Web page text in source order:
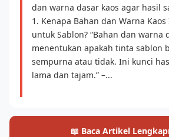
dan warna dasar kaos agar hasil
1. Kenapa Bahan dan Warna
untuk Sablon? “Bahan dan warna
menentukan apakah tinta sablon
sempurna atau tidak. Ini kunci
lama dan tajam.” –...
📖 Baca Artikel